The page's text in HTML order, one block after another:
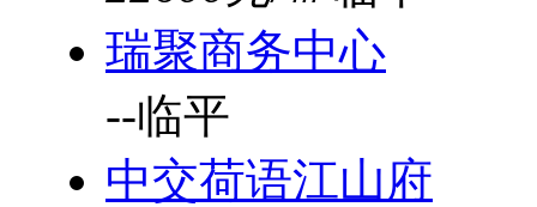
瑞聚商务中心
--临平
中交荷语江山府